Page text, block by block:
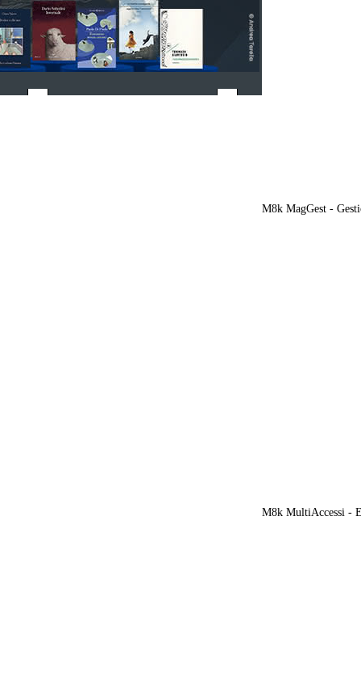
M8k MagGest -
M8k MultiAccessi -